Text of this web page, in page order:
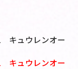
キュウレンオー
キュウレンオー